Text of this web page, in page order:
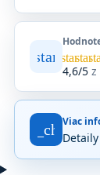
star starstar
4,6/5z
z
na
9 209
fact_check
Viac